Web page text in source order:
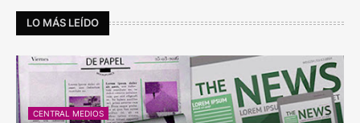
LO MÁS LEÍDO
CENTRAL MEDIOS